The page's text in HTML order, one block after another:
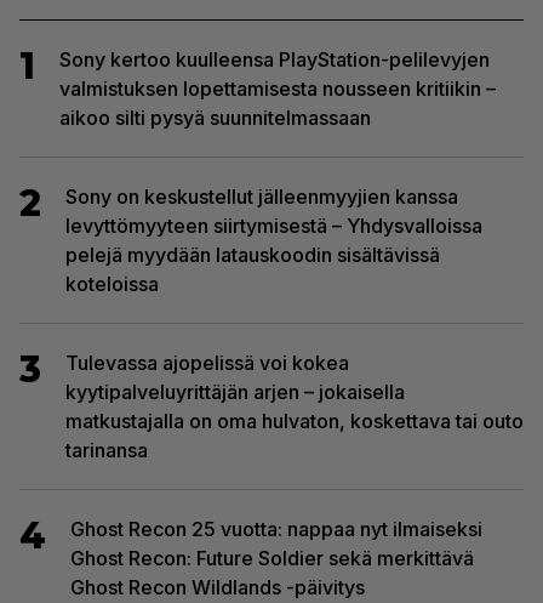
1
Sony kertoo kuulleensa PlayStation-pelilevyjen
valmistuksen lopettamisesta nousseen kritiikin –
aikoo silti pysyä suunnitelmassaan
2
Sony on keskustellut jälleenmyyjien kanssa
levyttömyyteen siirtymisestä – Yhdysvalloissa
pelejä myydään latauskoodin sisältävissä
koteloissa
3
Tulevassa ajopelissä voi kokea
kyytipalveluyrittäjän arjen – jokaisella
matkustajalla on oma hulvaton, koskettava tai outo
tarinansa
4
Ghost Recon 25 vuotta: nappaa nyt ilmaiseksi
Ghost Recon: Future Soldier sekä merkittävä
Ghost Recon Wildlands -päivitys